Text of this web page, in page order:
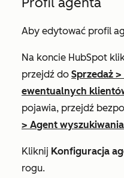
Aby edytować profil
Na koncie HubSpot
przejdź do Sprzedaż >
ewentualnych
pojawia, przejdź
> Agent
Kliknij Konfiguracja
rogu.